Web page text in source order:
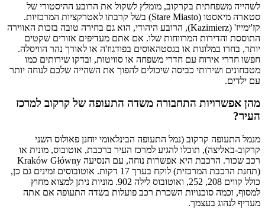
לשהייה משפחתית בקרקוב, מומלץ לשקול את הרובע ההיסטורי של
סטארה מיאסטו (Stare Miasto) בשל קרבתו לאטרקציות המרכזיות.
קז'ימייז' (Kazimierz), הרובע היהודי, הוא גם בחירה טובה בזכות האווירה
התוססת והדירות המרווחות שלו. אם אתם מעדיפים אזורים שקטים
יותר, בחרו במלונות או בגסטהאוסים בפודגוז'ה או לאורך נהר הוויסלה.
חפשו חדרי אירוח עם חדרי משפחה או סוויטות, ובדקו שירותים כמו
מטבחונים ושירותי כביסה שיכולים להפוך את השהייה שלכם לנוחה יותר
עם ילדים.
מהן אפשרויות התחבורה משדה התעופה של קרקוב למרכז
העיר?
מנמל התעופה קרקוב (נמל התעופה הבינלאומי יוחנן פאולוס השני
קרקוב-באליצה), תוכלו להגיע למרכז העיר ברכבת, אוטובוס, מונית או
רכב שכור. הרכבת היא אפשרות נוחה, עם הנסיעה Kraków Główny
(תחנת הרכבת המרכזית) לוקח בערך 17 דקות. אוטובוסים זמינים גם כן,
כולל קווים 208, 252, ואוטובוס לילה 902. מוניות ניתן למצוא מחוץ
למסוף, וכמה סוכנויות השכרת רכב פועלות בשדה התעופה אם אתה
מעדיף לנהוג בעצמך.